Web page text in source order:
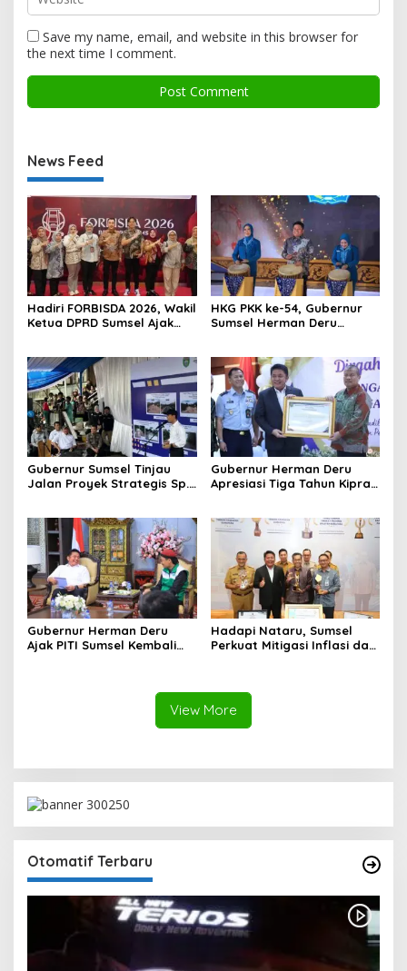
Save my name, email, and website in this browser for
the next time I comment.
News Feed
Hadiri FORBISDA 2026, Wakil
Ketua DPRD Sumsel Ajak
HKG PKK ke-54, Gubernur
Sumsel Herman Deru
Perempuan
Gubernur Sumsel Tinjau
Jalan Proyek Strategis Sp.
Gubernur Herman Deru
Apresiasi Tiga Tahun Kiprah
Negara
Gubernur Herman Deru
Ajak PITI Sumsel Kembali
Hadapi Nataru, Sumsel
Perkuat Mitigasi Inflasi dan
View More
Otomatif Terbaru